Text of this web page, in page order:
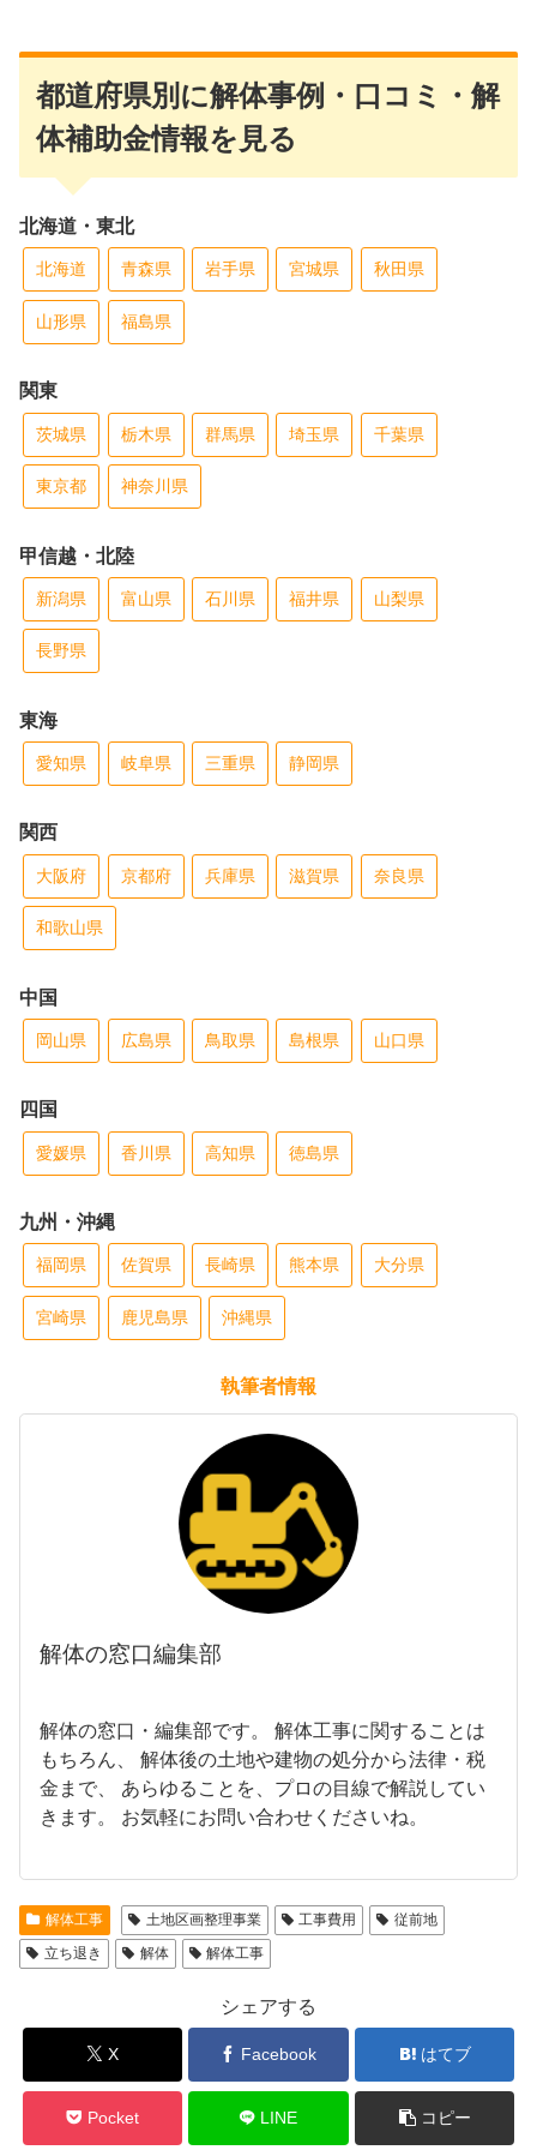
都道府県別に解体事例・口コミ・解
体補助金情報を見る
北海道・東北
北海道 青森県 岩手県 宮城県 秋田県
山形県 福島県
関東
茨城県 栃木県 群馬県 埼玉県 千葉県
東京都 神奈川県
甲信越・北陸
新潟県 富山県 石川県 福井県 山梨県
長野県
東海
愛知県 岐阜県 三重県 静岡県
関西
大阪府 京都府 兵庫県 滋賀県 奈良県
和歌山県
中国
岡山県 広島県 鳥取県 島根県 山口県
四国
愛媛県 香川県 高知県 徳島県
九州・沖縄
福岡県 佐賀県 長崎県 熊本県 大分県
宮崎県 鹿児島県 沖縄県
執筆者情報
解体の窓口編集部
解体の窓口・編集部です。 解体工事に関することは
もちろん、 解体後の土地や建物の処分から法律・税
金まで、 あらゆることを、プロの目線で解説してい
きます。 お気軽にお問い合わせくださいね。
解体工事 土地区画整理事業 工事費用
従前地
立ち退き
解体 解体工事
シェアする
X Facebook はてブ
Pocket LINE コピー